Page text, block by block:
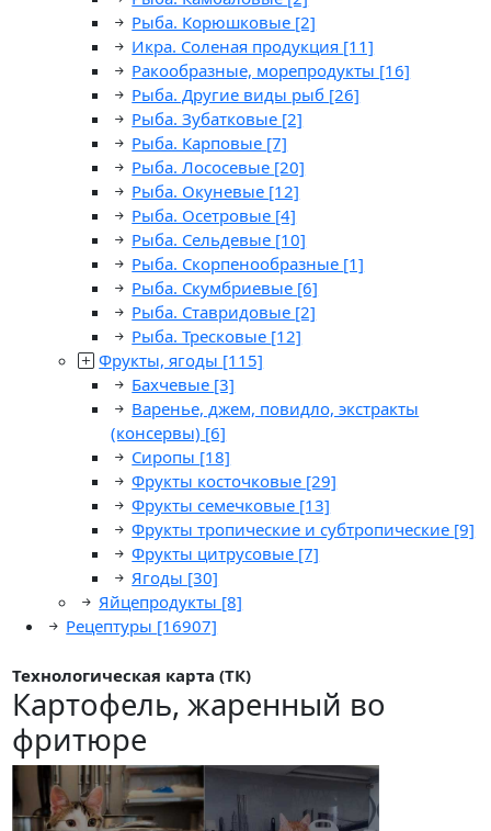
Рыба. Корюшковые [2]
Икра. Соленая продукция [11]
Ракообразные, морепродукты [16]
Рыба. Другие виды рыб [26]
Рыба. Зубатковые [2]
Рыба. Карповые [7]
Рыба. Лососевые [20]
Рыба. Окуневые [12]
Рыба. Осетровые [4]
Рыба. Сельдевые [10]
Рыба. Скорпенообразные [1]
Рыба. Скумбриевые [6]
Рыба. Ставридовые [2]
Рыба. Тресковые [12]
Фрукты, ягоды [115]
Бахчевые [3]
Варенье, джем, повидло, экстракты
(консервы) [6]
Сиропы [18]
Фрукты косточковые [29]
Фрукты семечковые [13]
Фрукты тропические и субтропические [9]
Фрукты цитрусовые [7]
Ягоды [30]
Яйцепродукты [8]
Рецептуры [16907]
Технологическая карта (ТК)
Картофель, жаренный во
фритюре